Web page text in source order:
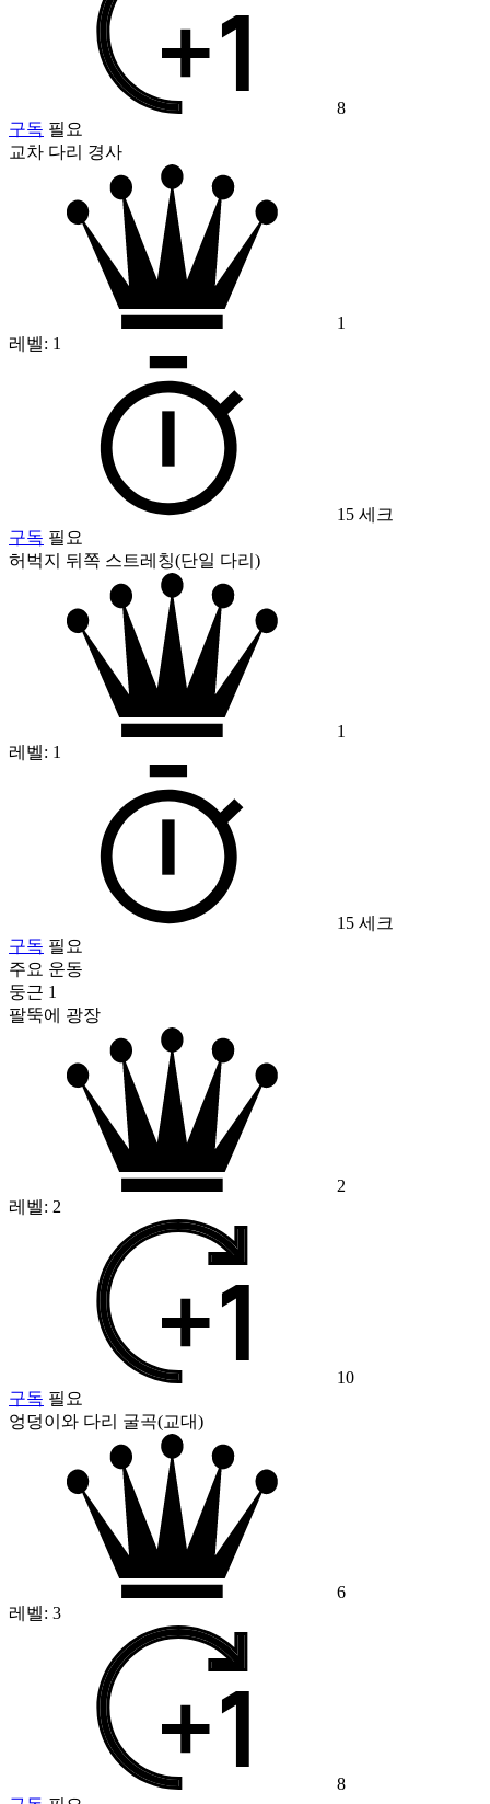
8
구독 필요
교차 다리 경사
1
레벨: 1
15 세크
구독 필요
허벅지 뒤쪽 스트레칭(단일 다리)
1
레벨: 1
15 세크
구독 필요
주요 운동
둥근 1
팔뚝에 광장
2
레벨: 2
10
구독 필요
엉덩이와 다리 굴곡(교대)
6
레벨: 3
8